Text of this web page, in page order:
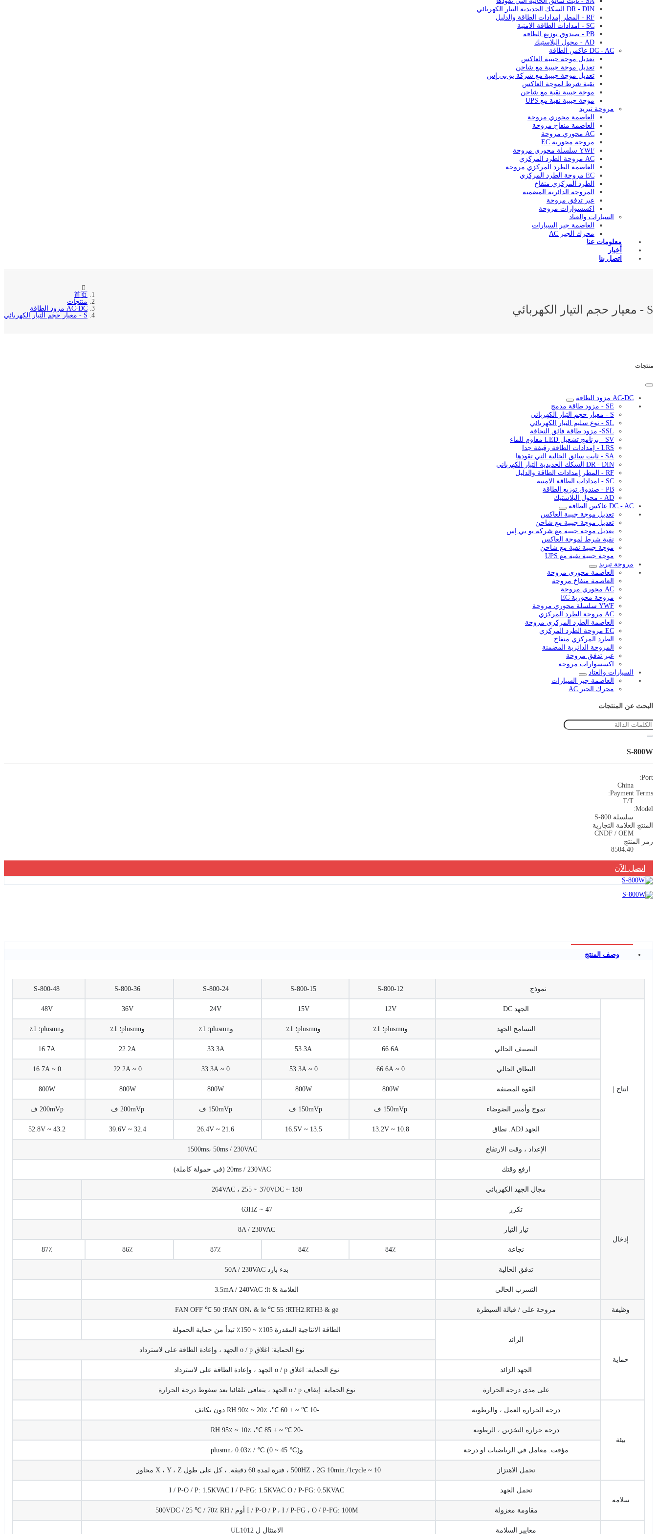
DR - DIN السكك الحديدية التيار الكهربائي
RF - المطر إمدادات الطاقة والدليل
SC - امدادات الطاقة الامنية
PB - صندوق توزيع الطاقة
AD - محول البلاستيك
DC - AC عاكس الطاقة
تعديل موجة جيبية العاكس
تعديل موجة جيبية مع شاحن
تعديل موجة جيبية مع شركة يو بي إس
نقية شرط لموجة العاكس
موجة جيبية نقية مع شاحن
موجة جيبية نقية مع UPS
مروحة تبريد
العاصمة محوري مروحة
العاصمة منفاخ مروحة
AC محوري مروحة
مروحة محورية EC
YWF سلسلة محوري مروحة
AC مروحة الطرد المركزي
العاصمة الطرد المركزي مروحة
EC مروحة الطرد المركزي
الطرد المركزي منفاخ
المروحة الدائرية المضمنة
عبر تدفق مروحة
اكسسوارات مروحة
السيارات والعتاد
العاصمة جير السيارات
محرك الجير AC
معلومات عنا
أخبار
اتصل بنا
S - معيار حجم التيار الكهربائي
首页
منتجات
AC-DC مزود الطاقة
S - معيار حجم التيار الكهربائي
منتجات
AC-DC مزود الطاقة
SE - مزود طاقة مدمج
S - معيار حجم التيار الكهربائي
SL - نوع سليم التيار الكهربائي
SSL- مزود طاقة فائق النحافة
SV - برنامج تشغيل LED مقاوم للماء
LRS - إمدادات الطاقة رقيقة جدا
SA - ثابت سائق الحالية التي تقودها
DR - DIN السكك الحديدية التيار الكهربائي
RF - المطر إمدادات الطاقة والدليل
SC - امدادات الطاقة الامنية
PB - صندوق توزيع الطاقة
AD - محول البلاستيك
DC - AC عاكس الطاقة
تعديل موجة جيبية العاكس
تعديل موجة جيبية مع شاحن
تعديل موجة جيبية مع شركة يو بي إس
نقية شرط لموجة العاكس
موجة جيبية نقية مع شاحن
موجة جيبية نقية مع UPS
مروحة تبريد
العاصمة محوري مروحة
العاصمة منفاخ مروحة
AC محوري مروحة
مروحة محورية EC
YWF سلسلة محوري مروحة
AC مروحة الطرد المركزي
العاصمة الطرد المركزي مروحة
EC مروحة الطرد المركزي
الطرد المركزي منفاخ
المروحة الدائرية المضمنة
عبر تدفق مروحة
اكسسوارات مروحة
السيارات والعتاد
العاصمة جير السيارات
محرك الجير AC
البحث عن المنتجات
S-800W
Port:
China
Payment Terms:
T/T
Model:
سلسلة S-800
المنتج العلامة التجارية
CNDF / OEM
رمز المنتج
8504.40
اتصل الآن
وصف المنتج
نموذج S-800-24
انتاج |
الجهد DC 12V
15V
36V
48V
التسامح الجهد وplusmn؛ 1٪ وplusmn؛ 1٪ وplusmn؛ 1٪ وplusmn؛ 1٪ وplusmn؛ 1٪
التصنيف الحالي
النطاق الحالي 0 ~ 66.6A
0 ~ 53.3A
0 ~ 22.2A
0 ~ 16.7A
القوة المصنفة 800W
800W
800W
800W
تموج وأمبير الضوضاء 150mVp ف 150mVp ف 200mVp ف 200mVp ف
الجهد ADJ. نطاق 10.8 ~ 13.2V
13.5 ~ 16.5V
32.4 ~ 39.6V
الإعداد ، وقت الارتفاع 1500ms، 50ms / 230VAC
ارفع وقتك 20ms / 230VAC (في حمولة كاملة)
إدخال
مجال الجهد الكهربائي 180 ~ 264VAC ، 255 ~ 370VDC
تكرر 47 ~ 63HZ
تيار التيار
نجاعة
تدفق الحالية بدء بارد 50A / 230VAC
التسرب الحالي العلامة & lt؛ 3.5mA / 240VAC
وظيفة مروحة على / قبالة السيطرة
حماية
الزائد
الطاقة الانتاجية المقدرة 105٪ ~ 150٪ تبدأ من حماية الحمولة
نوع الحماية: اغلاق o / p الجهد ، وإعادة الطاقة على لاسترداد
الجهد الزائد نوع الحماية: اغلاق o / p الجهد ، وإعادة الطاقة على لاسترداد
على مدى درجة الحرارة نوع الحماية: إيقاف o / p الجهد ، يتعافى تلقائيا بعد سقوط درجة الحرارة
بيئة
درجة الحرارة العمل ، والرطوبة -10 ℃ ~ + 60 ℃، 20٪ ~ 90٪ RH دون تكاثف
درجة حرارة التخزين ، الرطوبة -20 ℃ ~ + 85 ℃، 10٪ ~ 95٪ RH
مؤقت. معامل في الرياضيات او درجة وplusmn، 0.03٪ / ℃ (0 ~ 45 ℃)
تحمل الاهتزاز 10 ~ 500HZ ، 2G 10min./1cycle ، فترة لمدة 60 دقيقة. ، كل على طول X ، Y ، Z محاور
سلامة
تحمل الجهد
مقاومة معزولة
معايير السلامة الامتثال ل UL1012